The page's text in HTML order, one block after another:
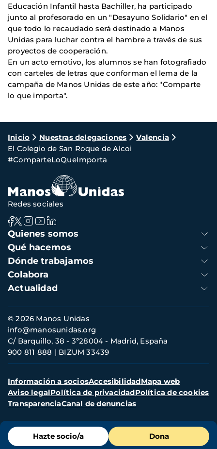
Educación Infantil hasta Bachiller, ha participado
junto al profesorado en un "Desayuno Solidario" en el
que todo lo recaudado será destinado a Manos
Unidas para luchar contra el hambre a través de sus
proyectos de cooperación.
En un acto emotivo, los alumnos se han fotografiado
con carteles de letras que conforman el lema de la
campaña de Manos Unidas de este año: "Comparte
lo que importa".
Ruta
de
navegación
Inicio Nuestras delegaciones
Valencia
El Colegio de San Roque de Alcoi
#ComparteLoQueImporta
Menú
de
Hazte socio/a Dona
Navegación
principal
Quienes somos
Qué hacemos
Dónde trabajamos
Colabora
Actualidad
Redes sociales
Información
de
contacto
© 2026 Manos Unidas
C/ Barquillo, 38 - 3º28004 - Madrid, España
900 811 888
BIZUM 33439
info@manosunidas.org
Menú
secundario
Información a sociosAccesibilidadMapa web
Aviso legalPolítica de privacidadPolítica de cookies
TransparenciaCanal de denuncias